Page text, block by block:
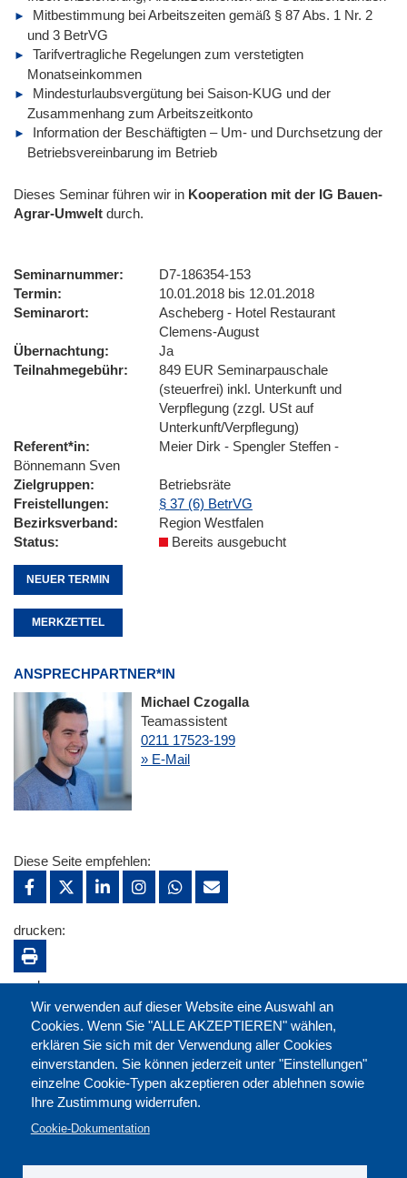
Mitbestimmung bei Arbeitszeiten gemäß § 87 Abs. 1 Nr. 2
und 3 BetrVG
Tarifvertragliche Regelungen zum verstetigten
Monatseinkommen
Mindesturlaubsvergütung bei Saison-KUG und der
Zusammenhang zum Arbeitszeitkonto
Information der Beschäftigten – Um- und Durchsetzung der
Betriebsvereinbarung im Betrieb
Dieses Seminar führen wir in Kooperation mit der IG Bauen-
Agrar-Umwelt durch.
Seminarnummer
D7-186354-153
Termin
10.01.2018 bis 12.01.2018
Seminarort
Ascheberg - Hotel Restaurant
Clemens-August
Übernachtung
Ja
Teilnahmegebühr
849 EUR Seminarpauschale
(steuerfrei) inkl. Unterkunft und
Verpflegung (zzgl. USt auf
Unterkunft/Verpflegung)
Referent*in
Meier Dirk - Spengler Steffen -
Bönnemann Sven
Zielgruppen
Betriebsräte
Freistellungen
§ 37 (6) BetrVG
Bezirksverband
Region Westfalen
Status
Bereits ausgebucht
NEUER TERMIN
MERKZETTEL
ANSPRECHPARTNER*IN
Michael Czogalla
Teamassistent
0211 17523-199
» E-Mail
Wir verwenden auf dieser Website eine Auswahl an
Cookies. Wenn Sie "ALLE AKZEPTIEREN" wählen,
erklären Sie sich mit der Verwendung aller Cookies
einverstanden. Sie können jederzeit unter "Einstellungen"
einzelne Cookie-Typen akzeptieren oder ablehnen sowie
Ihre Zustimmung widerrufen.
Cookie-Dokumentation
Diese Seite empfehlen:
drucken:
merken: